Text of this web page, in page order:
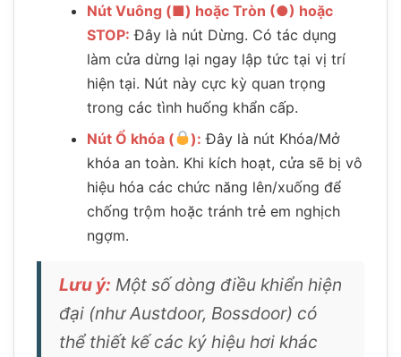
Nút Vuông (■) hoặc Tròn (●) hoặc
STOP: Đây là nút Dừng. Có tác dụng
làm cửa dừng lại ngay lập tức tại vị trí
hiện tại. Nút này cực kỳ quan trọng
trong các tình huống khẩn cấp.
Nút Ổ khóa (
): Đây là nút Khóa/Mở
khóa an toàn. Khi kích hoạt, cửa sẽ bị vô
hiệu hóa các chức năng lên/xuống để
chống trộm hoặc tránh trẻ em nghịch
ngợm.
Lưu ý: Một số dòng điều khiển hiện
đại (như Austdoor, Bossdoor) có
thể thiết kế các ký hiệu hơi khác